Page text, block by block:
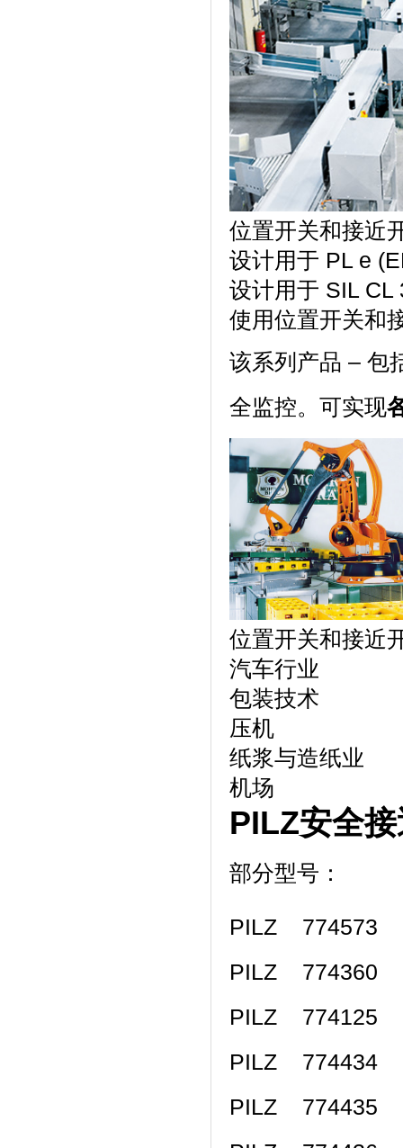
位置开关和接近
设计用于 PL e
设计用于 SIL CL
使用位置开关和
该系列产品 – 包
全监控。可实现
位置开关和接近
汽车行业
包装技术
压机
纸浆与造纸业
机场
PILZ安全
部分型号：
PILZ 774573
PILZ 774360
PILZ 774125
PILZ 774434
PILZ 774435